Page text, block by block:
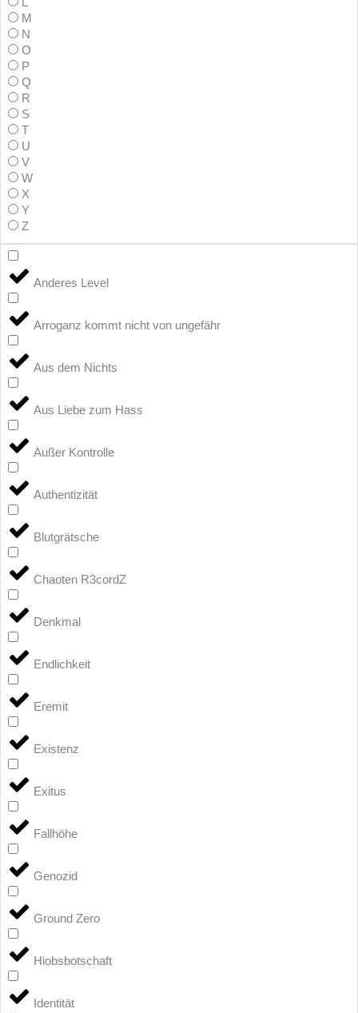
M
N
O
P
Q
R
S
T
U
V
W
X
Y
Z
Anderes Level
Arroganz kommt nicht von ungefähr
Aus dem Nichts
Aus Liebe zum Hass
Außer Kontrolle
Authentizität
Blutgrätsche
Chaoten R3cordZ
Denkmal
Endlichkeit
Eremit
Existenz
Exitus
Fallhöhe
Genozid
Ground Zero
Hiobsbotschaft
Identität